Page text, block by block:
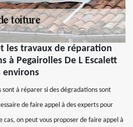
les travaux de réparation
à Pegairolles De L Escalett
environs
à réparer si des dégradations sont
de faire appel à des experts pour
cas, on peut vous proposer de faire appel à